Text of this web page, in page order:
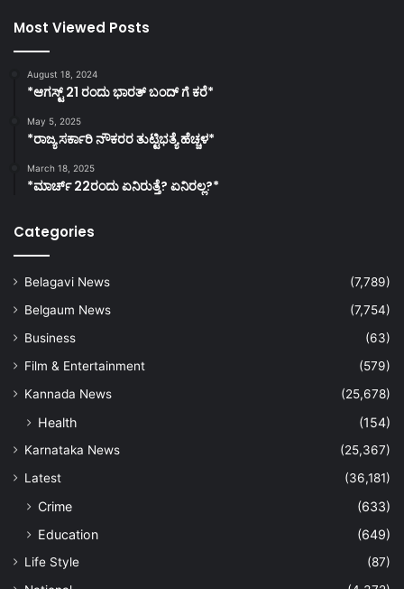
Most Viewed Posts
August 18, 2024
*ಆಗಸ್ಟ್ 21 ರಂದು ಭಾರತ್‌ ಬಂದ್‌ ಗೆ ಕರೆ*
May 5, 2025
*ರಾಜ್ಯ ಸರ್ಕಾರಿ ನೌಕರರ ತುಟ್ಟಿಭತ್ಯೆ ಹೆಚ್ಚಳ*
March 18, 2025
*ಮಾರ್ಚ್ 22ರಂದು ಏನಿರುತ್ತೆ? ಏನಿರಲ್ಲ?*
Categories
Belagavi News
(7,789)
Belgaum News
(7,754)
Business
(63)
Film & Entertainment
(579)
Kannada News
(25,678)
Health (154)
Karnataka News
(25,367)
Latest
(36,181)
Crime
(633)
Education
(649)
Life Style
(87)